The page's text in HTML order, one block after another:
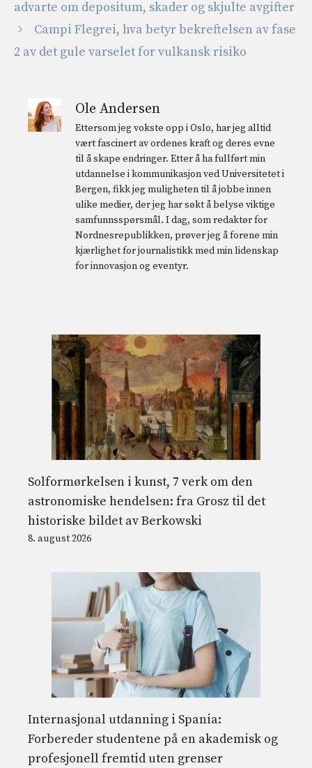
advarte om depositum, skader og skjulte avgifter
Campi Flegrei, hva betyr bekreftelsen av fase
2 av det gule varselet for vulkansk risiko
Ole Andersen
Ettersom jeg vokste opp i Oslo, har jeg alltid
vært fascinert av ordenes kraft og deres evne
til å skape endringer. Etter å ha fullført min
utdannelse i kommunikasjon ved Universitetet i
Bergen, fikk jeg muligheten til å jobbe innen
ulike medier, der jeg har søkt å belyse viktige
samfunnsspørsmål. I dag, som redaktør for
Nordnesrepublikken, prøver jeg å forene min
kjærlighet for journalistikk med min lidenskap
for innovasjon og eventyr.
Solformørkelsen i kunst, 7 verk om den
astronomiske hendelsen: fra Grosz til det
historiske bildet av Berkowski
8. august 2026
Internasjonal utdanning i Spania:
Forbereder studentene på en akademisk og
profesjonell fremtid uten grenser